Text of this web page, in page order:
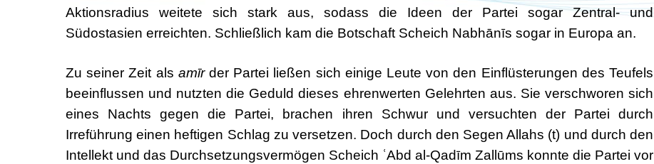
Aktionsradius weitete sich stark aus, sodass die Ideen der Partei sogar Zentral- und
Südostasien erreichten. Schließlich kam die Botschaft Scheich Nabhānīs sogar in Europa an.
Zu seiner Zeit als amīrder Partei ließen sich einige Leute von den Einflüsterungen des Teufels
beeinflussen und nutzten die Geduld dieses ehrenwerten Gelehrten aus. Sie verschworen sich
eines Nachts gegen die Partei, brachen ihren Schwur und versuchten der Partei durch
Irreführung einen heftigen Schlag zu versetzen. Doch durch den Segen Allahs (t) und durch den
Intellekt und das Durchsetzungsvermögen Scheich ʿAbd al-Qadīm Zallūms konnte die Partei vor